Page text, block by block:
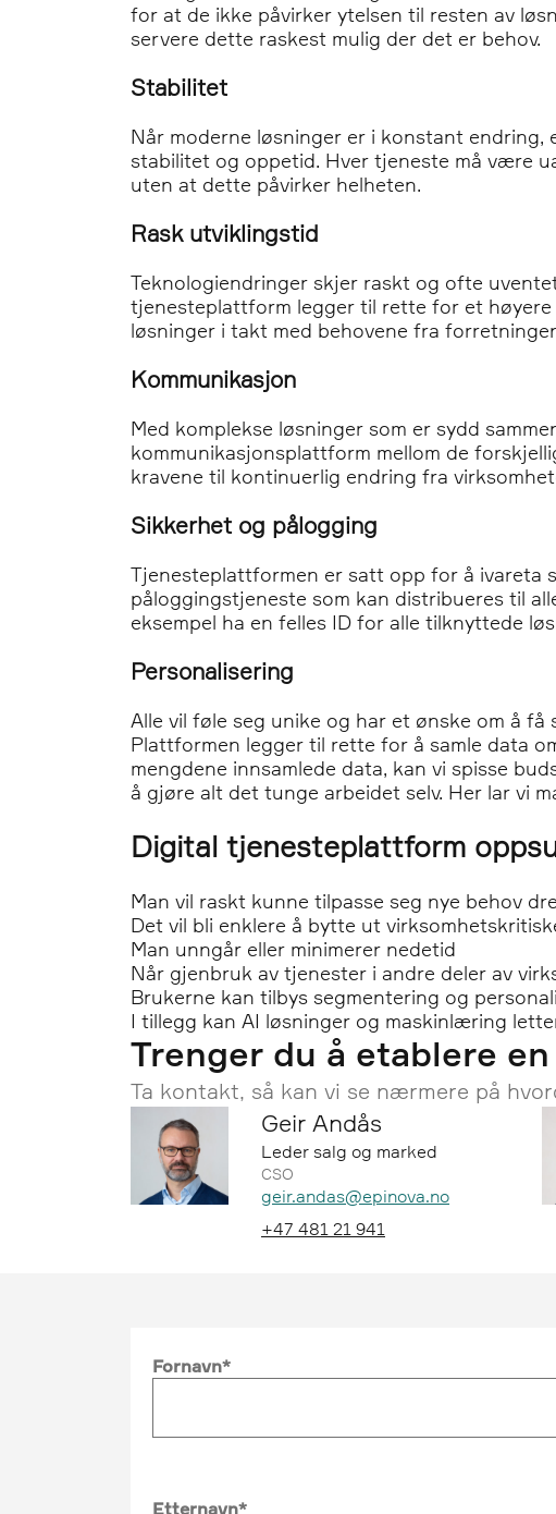
for at de ikke påvirker ytelsen til resten av
servere dette raskest mulig der det er behov.
Stabilitet
Når moderne løsninger er i konstant
stabilitet og oppetid. Hver tjeneste må være
uten at dette påvirker helheten.
Rask utviklingstid
Teknologiendringer skjer raskt og ofte
tjenesteplattform legger til rette for et
løsninger i takt med behovene fra
Kommunikasjon
Med komplekse løsninger som er sydd
kommunikasjonsplattform mellom de
kravene til kontinuerlig endring fra
Sikkerhet og pålogging
Tjenesteplattformen er satt opp for å ivareta
påloggingstjeneste som kan distribueres til
eksempel ha en felles ID for alle tilknyttede
Personalisering
Alle vil føle seg unike og har et ønske om å
Plattformen legger til rette for å samle data
mengdene innsamlede data, kan vi spisse
å gjøre alt det tunge arbeidet selv. Her lar vi
Digital tjenesteplattform
Man vil raskt kunne tilpasse seg nye behov
Det vil bli enklere å bytte ut
Man unngår eller minimerer nedetid
Når gjenbruk av tjenester i andre deler av
Brukerne kan tilbys segmentering og
I tillegg kan AI løsninger og maskinlæring
Trenger du å etablere
Ta kontakt, så kan vi se nærmere på
Geir Andås
Leder salg og marked
CSO
geir.andas@epinova.no
+47 481 21 941
Fornavn
Etternavn